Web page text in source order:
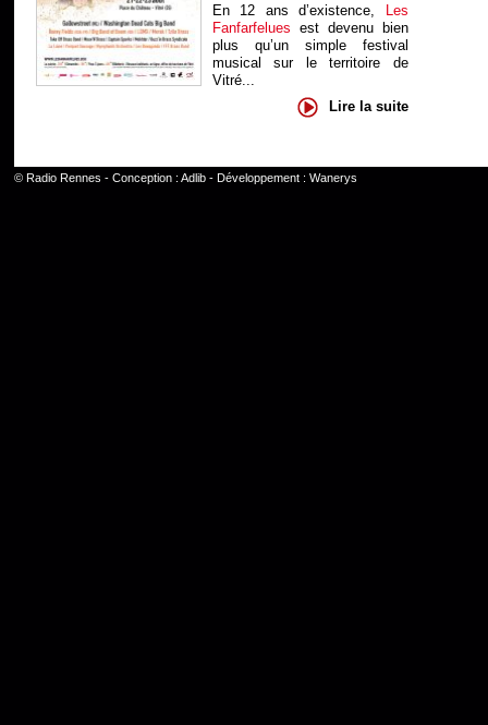
En 12 ans d’existence, Les
Fanfarfelues est devenu bien
plus qu’un simple festival
musical sur le territoire de
Vitré...
Lire la suite
© Radio Rennes - Conception : Adlib- Développement : Wanerys